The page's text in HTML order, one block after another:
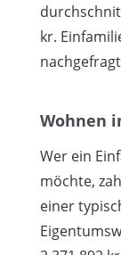
kr.
Wohnen
Wer ein
möchte,
einer